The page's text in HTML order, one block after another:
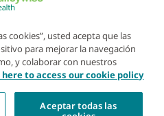
con respecto a sitios web
cookies”, usted acepta que las
para mejorar la navegación
y colaborar con nuestros
here to access our cookie policy
Aceptar todas las